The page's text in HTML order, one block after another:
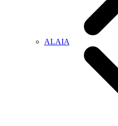
ALAIA